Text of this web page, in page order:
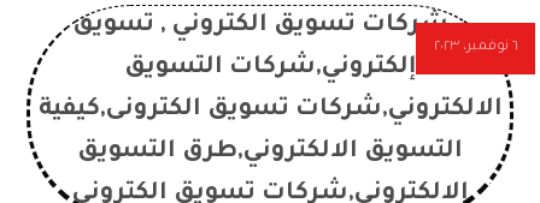
٦ نوفمبر، ٢٠٢٣